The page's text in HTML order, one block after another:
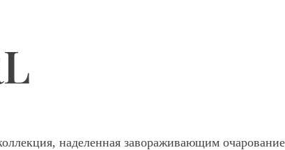
наделенная завораживающим